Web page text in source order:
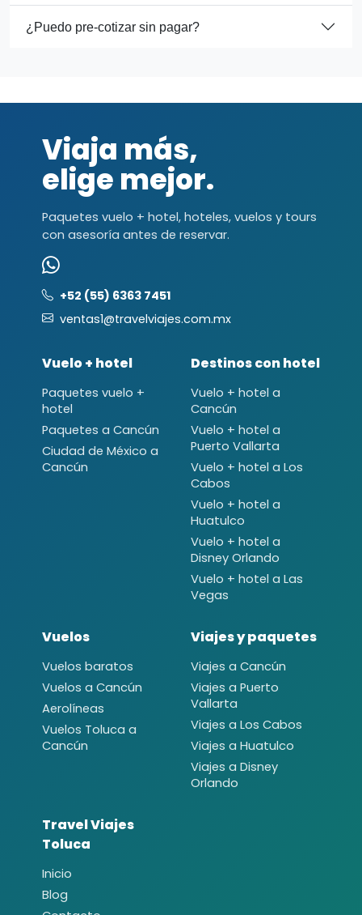
¿Puedo pre-cotizar sin pagar?
Viaja más,
elige mejor.
Paquetes vuelo + hotel, hoteles, vuelos y tours
con asesoría antes de reservar.
+52 (55) 6363 7451
ventas1@travelviajes.com.mx
Vuelo + hotel
Paquetes vuelo +
hotel
Paquetes a Cancún
Ciudad de México a
Cancún
Destinos con hotel
Vuelo + hotel a
Cancún
Vuelo + hotel a
Puerto Vallarta
Vuelo + hotel a Los
Cabos
Vuelo + hotel a
Huatulco
Vuelo + hotel a
Disney Orlando
Vuelo + hotel a Las
Vegas
Vuelos
Vuelos baratos
Vuelos a Cancún
Aerolíneas
Vuelos Toluca a
Cancún
Viajes y paquetes
Viajes a Cancún
Viajes a Puerto
Vallarta
Viajes a Los Cabos
Viajes a Huatulco
Viajes a Disney
Orlando
Travel Viajes
Toluca
Inicio
Blog